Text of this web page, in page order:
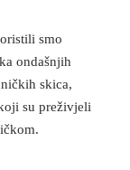
smo
ondašnjih
skica,
su preživjeli